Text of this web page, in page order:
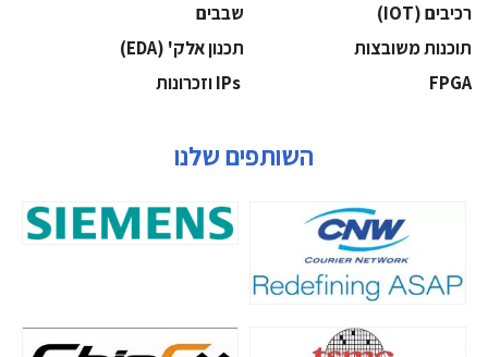
‫רכיבים‬ (IOT)
‫שבבים‬
‫תוכנות משובצות‬
‫תכנון אלק' (‪(EDA‬‬
‫‪FPGA‬‬
השותפים שלנו